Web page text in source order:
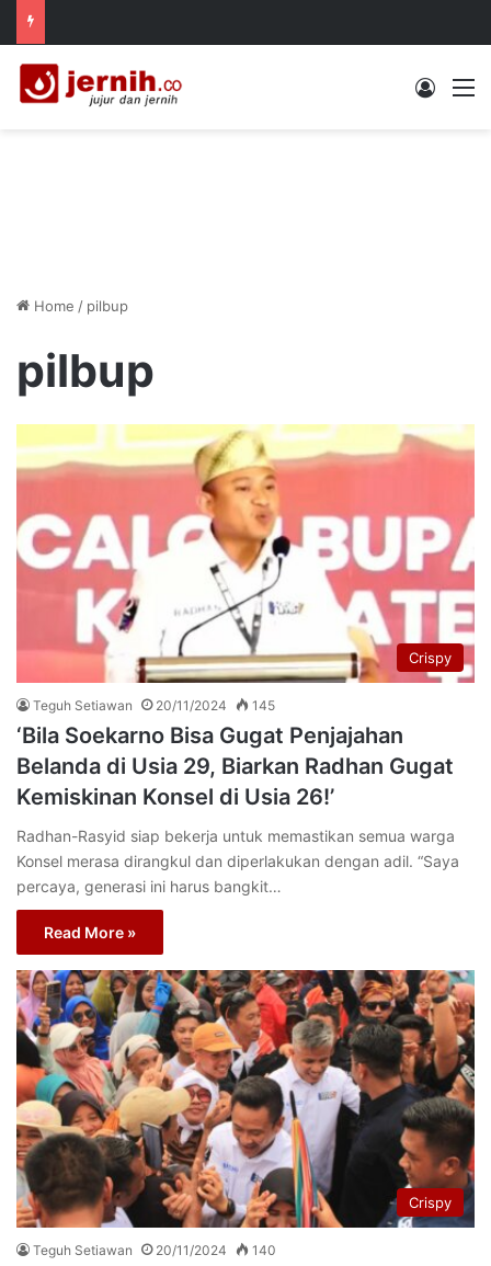
Log In
Home / pilbup
pilbup
Crispy
Teguh Setiawan 20/11/2024 145
‘Bila Soekarno Bisa Gugat Penjajahan
Belanda di Usia 29, Biarkan Radhan Gugat
Kemiskinan Konsel di Usia 26!’
Radhan-Rasyid siap bekerja untuk memastikan semua warga
Konsel merasa dirangkul dan diperlakukan dengan adil. “Saya
percaya, generasi ini harus bangkit…
Read More »
Crispy
Teguh Setiawan 20/11/2024 140